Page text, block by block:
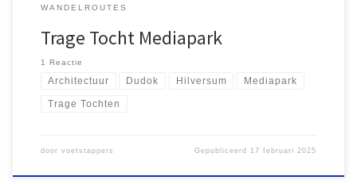
WANDELROUTES
Trage Tocht Mediapark
1 Reactie
Architectuur Dudok Hilversum Mediapark
Trage Tochten
door voetstappers Gepubliceerd 17 februari 2025